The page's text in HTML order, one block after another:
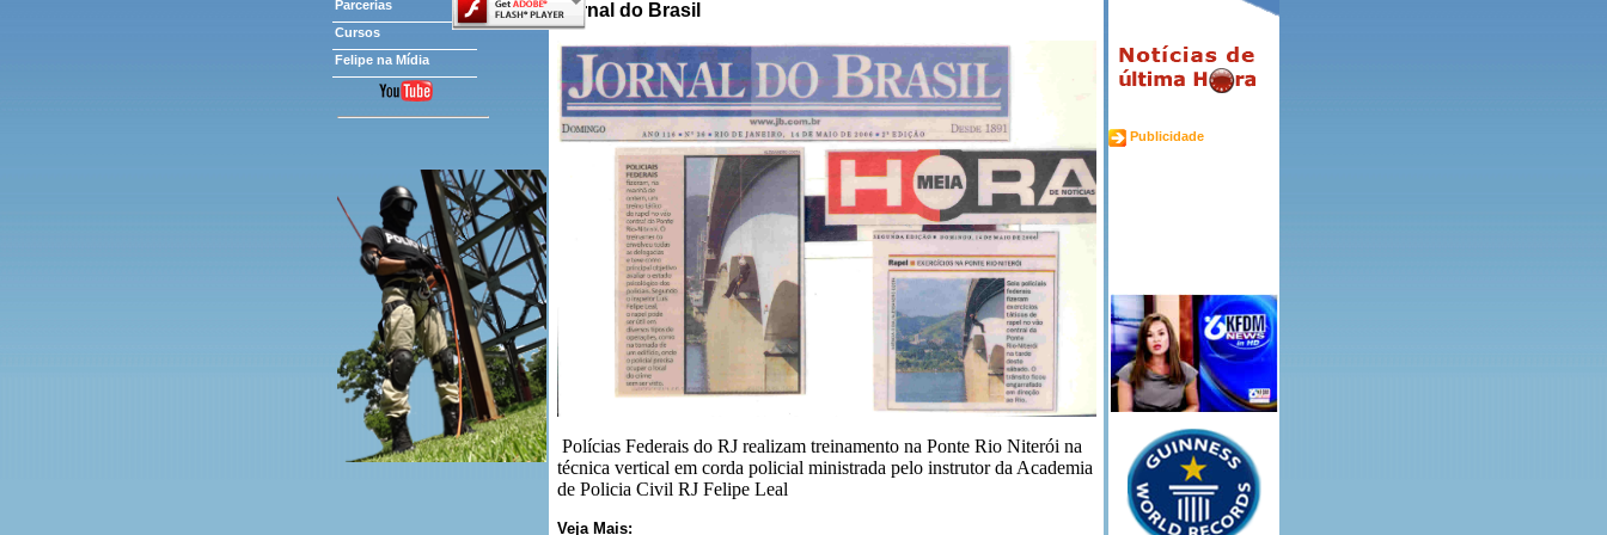
Parcerias
Cursos
Felipe na Mídia
Jornal do Brasil
Polícias Federais do RJ realizam treinamento na Ponte Rio Niterói na
técnica vertical em corda policial ministrada pelo instrutor da Academia
de Policia Civil RJ Felipe Leal
Veja Mais:
Publicidade